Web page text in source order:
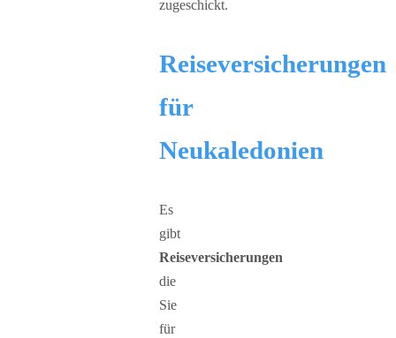
zugeschickt.
Reiseversicherungen
für
Neukaledonien
Es
gibt
Reiseversicherungen
die
Sie
für